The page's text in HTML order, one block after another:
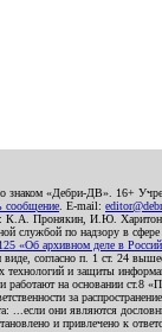
знаком «Дебри-ДВ».
сообщение . E-mail:
К.А. Пронякин,
службой по надзору в
«Об архивном деле в
согласно п. 1 ст. 24
технологий и защиты
работают на основании ст.8
за
они являются
и привлечено к